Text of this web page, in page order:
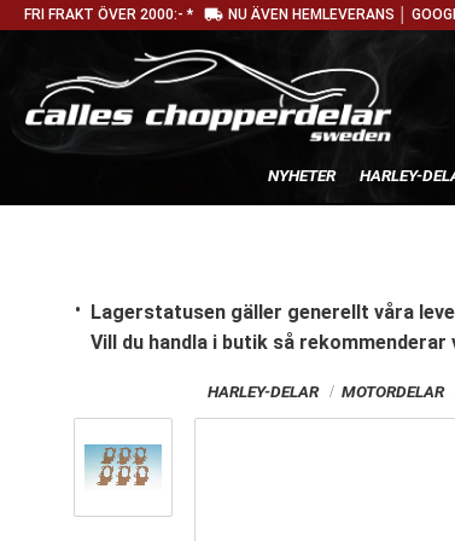
FRI FRAKT ÖVER 2000:- * local_shipping NU ÄVEN HEMLEVERANS │
NYHETER HARLEY-
Lagerstatusen gäller generellt våra
Vill du handla i butik så rekommenderar
HARLEY-DELAR MOTORDELAR